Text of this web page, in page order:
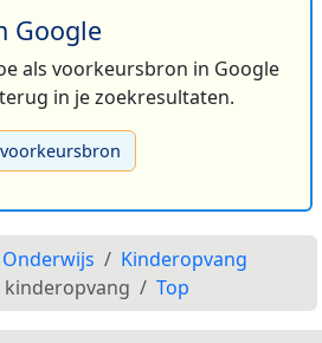
Google
als voorkeursbron in Google
in je zoekresultaten.
Onderwijs
Kinderopvang
kinderopvang
Top